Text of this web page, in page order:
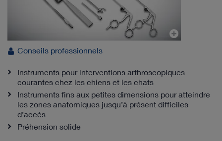
Conseils professionnels
Instruments pour interventions arthroscopiques
courantes chez les chiens et les chats
Instruments fins aux petites dimensions pour atteindre
les zones anatomiques jusqu’à présent difficiles
d’accès
Préhension solide